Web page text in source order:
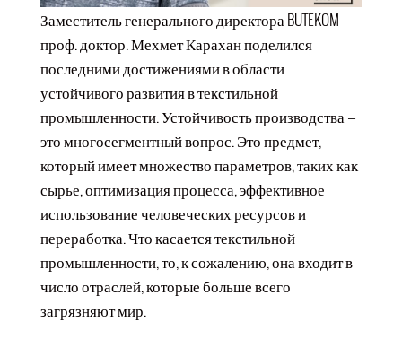
Заместитель генерального директора BUTEKOM
проф. доктор. Мехмет Карахан поделился
последними достижениями в области
устойчивого развития в текстильной
промышленности. Устойчивость производства —
это многосегментный вопрос. Это предмет,
который имеет множество параметров, таких как
сырье, оптимизация процесса, эффективное
использование человеческих ресурсов и
переработка. Что касается текстильной
промышленности, то, к сожалению, она входит в
число отраслей, которые больше всего
загрязняют мир.